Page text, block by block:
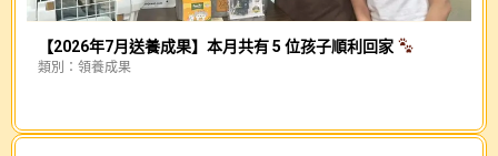
【2026年7月送養成果】本月共有 5 位孩子順利回家
類別： 領養成果